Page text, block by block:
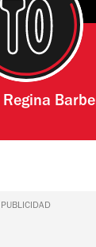
Regina
PUBLICIDAD